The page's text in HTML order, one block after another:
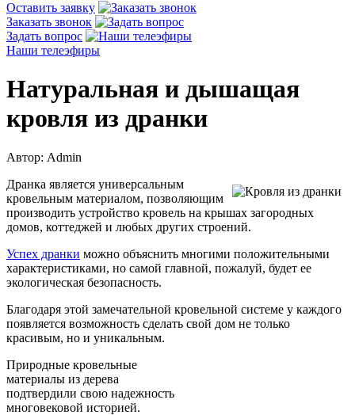
Оставить заявку
Заказать звонок
Задать вопрос
Наши телеэфиры
Натуральная и дышащая
кровля из дранки
Автор: Admin
Дранка является универсальным
кровельным материалом, позволяющим
производить устройство кровель на крышах загородных
домов, коттеджей и любых других строений.
Успех дранки можно объяснить многими положительными
характеристиками, но самой главной, пожалуй, будет ее
экологическая безопасность.
Благодаря этой замечательной кровельной системе у каждого
появляется возможность сделать свой дом не только
красивым, но и уникальным.
Природные кровельные
материалы из дерева
подтвердили свою надежность
многовековой историей.